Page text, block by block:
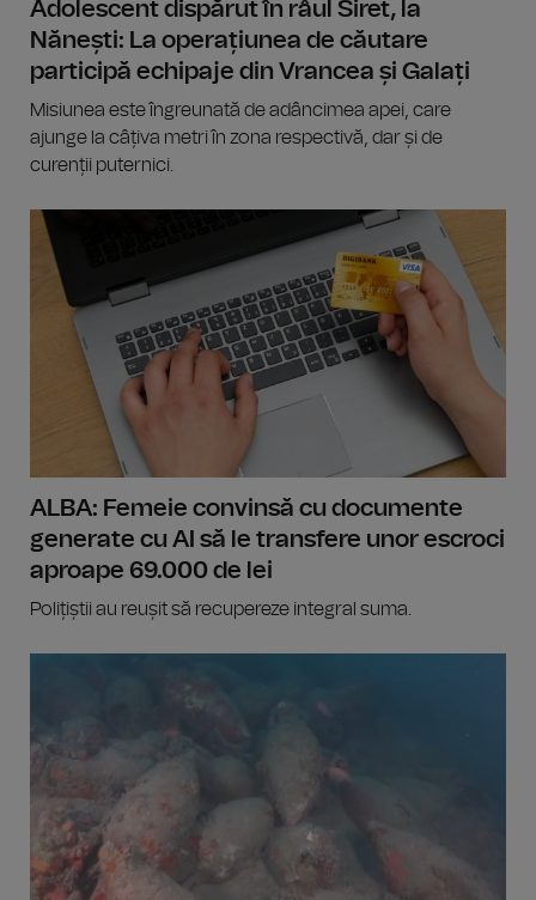
Adolescent dispărut în râul Siret, la
Nănești: La operațiunea de căutare
participă echipaje din Vrancea și Galați
Misiunea este îngreunată de adâncimea apei, care
ajunge la câțiva metri în zona respectivă, dar și de
curenții puternici.
ALBA: Femeie convinsă cu documente
generate cu AI să le transfere unor escroci
aproape 69.000 de lei
Polițiștii au reușit să recupereze integral suma.